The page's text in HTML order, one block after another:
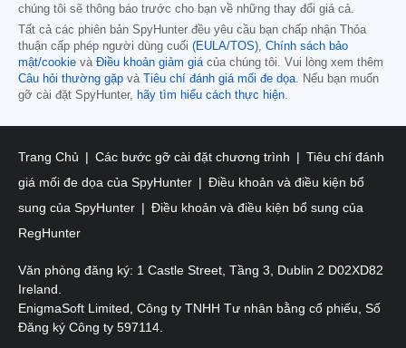
chúng tôi sẽ thông báo trước cho bạn về những thay đổi giá cả.
Tất cả các phiên bản SpyHunter đều yêu cầu bạn chấp nhận Thỏa
thuận cấp phép người dùng cuối (EULA/TOS), Chính sách bảo
mật/cookie và Điều khoản giảm giácủa chúng tôi. Vui lòng xem thêm
Câu hỏi thường gặp và Tiêu chí đánh giá mối đe dọa. Nếu bạn muốn
gỡ cài đặt SpyHunter, hãy tìm hiểu cách thực hiện.
Trang Chủ Các bước gỡ cài đặt chương trình
Tiêu chí đánh
giá mối đe dọa của SpyHunter
Điều khoản và điều kiện bổ
sung của SpyHunter
Điều khoản và điều kiện bổ sung của
RegHunter
Văn phòng đăng ký: 1 Castle Street, Tầng 3, Dublin 2 D02XD82
Ireland.
EnigmaSoft Limited, Công ty TNHH Tư nhân bằng cổ phiếu, Số
Đăng ký Công ty 597114.